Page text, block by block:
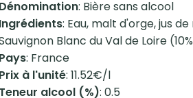
: Bière sans alcool
: Eau, malt d'orge, jus
Blanc du Val de Loire
: France
à l'unité: 11.52€/l
alcool (%): 0.5